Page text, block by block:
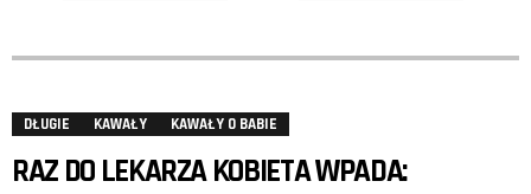
DŁUGIE KAWAŁY KAWAŁY O BABIE
RAZ DO LEKARZA KOBIETA WPADA: